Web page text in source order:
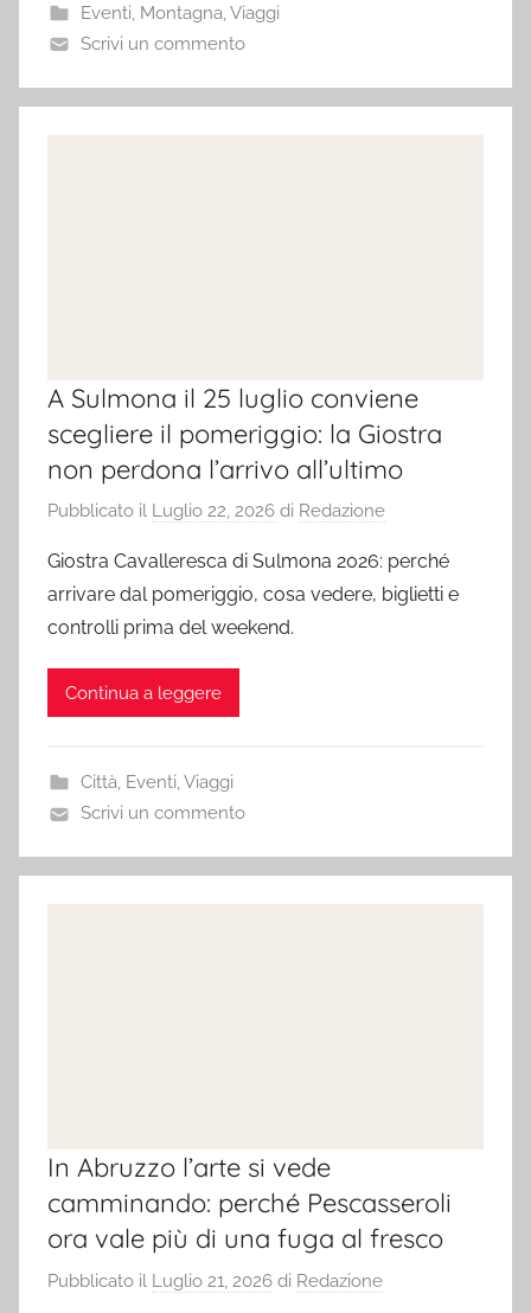
Eventi, Montagna,Viaggi
Scrivi un commento
A Sulmona il 25 luglio conviene
scegliere il pomeriggio: la Giostra
non perdona l’arrivo all’ultimo
Pubblicato il Luglio 22, 2026 di Redazione
Giostra Cavalleresca di Sulmona 2026: perché
arrivare dal pomeriggio, cosa vedere, biglietti e
controlli prima del weekend.
Continua a leggere
Città, Eventi,Viaggi
Scrivi un commento
In Abruzzo l’arte si vede
camminando: perché Pescasseroli
ora vale più di una fuga al fresco
Pubblicato il Luglio 21, 2026 di Redazione